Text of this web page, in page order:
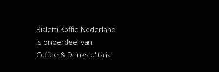
Bialetti Koffie Nederland
is onderdeel van
Coffee & Drinks d'Italia